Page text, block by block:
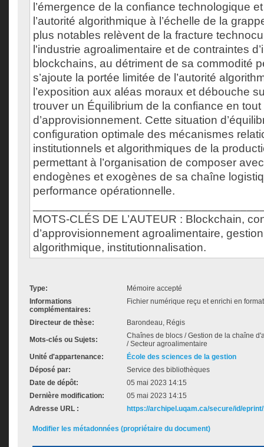
l’émergence de la confiance technologique
l’autorité algorithmique à l’échelle de la
plus notables relèvent de la fracture
l'industrie agroalimentaire et de contraintes
blockchains, au détriment de sa commodité
s’ajoute la portée limitée de l’autorité
l’exposition aux aléas moraux et débouche
trouver un Équilibrium de la confiance en
d’approvisionnement. Cette situation
configuration optimale des mécanismes
institutionnels et algorithmiques de la
permettant à l’organisation de composer
endogènes et exogènes de sa chaîne
performance opérationnelle.
MOTS-CLÉS DE L’AUTEUR : Blockchain,
d’approvisionnement agroalimentaire,
algorithmique, institutionnalisation.
Type:
Mémoire accepté
Informations
complémentaires:
Fichier numérique reçu et enrichi en
Directeur de thèse: Barondeau, Régis
Mots-clés ou Sujets:
Chaînes de blocs / Gestion de la chaîne
/ Secteur agroalimentaire
Unité d'appartenance:
École des sciences de la gestion
Déposé par:
Service des bibliothèques
Date de dépôt:
05 mai 2023 14:15
Dernière modification:
05 mai 2023 14:15
Adresse URL :
https://archipel.uqam.ca/secure/id/
Modifier les métadonnées (propriétaire du document)